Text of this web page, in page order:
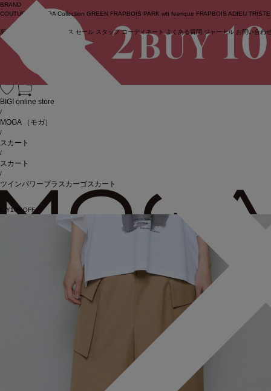
ログイン
BRAND
COUTURIER
MOGA Collection GREEN FRAPBOIS PARK wb feerique FRAPBOIS ADIEU
新着商品 ニュース セール スタッフ コーディネート よくある質問 ジャーナル お問い合わ
BIGI online store
/
MOGA （モガ）
/
スカート
/
スカート
/
ツインパワープラスカーゴスカート